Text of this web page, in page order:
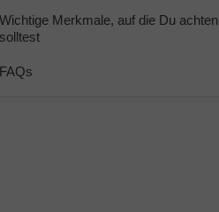
Wichtige Merkmale, auf die Du achten
solltest
FAQs